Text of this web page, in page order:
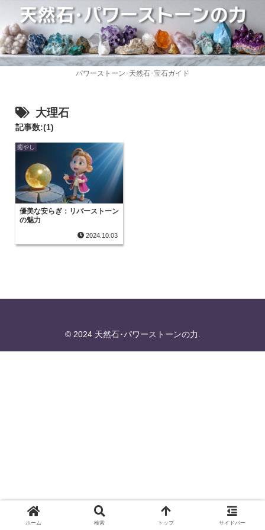
パワーストーン･天然石･宝石ガイド
大理石
記事数:(1)
癒やし
優美な安らぎ：リバーストーン
の魅力
2024.10.03
© 2024 天然石･パワーストーンの力.
ホーム 検索 トップ サイドバー